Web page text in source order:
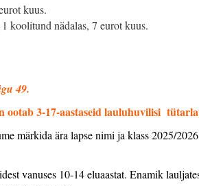
kuus.
koolitund nädalas, 7 eurot kuus.
49.
3-17-aastaseid lauluhuvilisi
märkida ära lapse nimi ja klass 2025/
vanuses 10-14 eluaastat. Enamik